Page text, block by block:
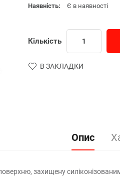
Наявність: Є в наявності
Кількість
В ЗАКЛАДКИ
Опис
захищену